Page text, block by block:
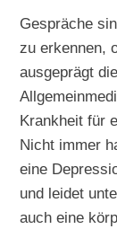
Gespräche
zu erkennen,
ausgeprägt
Krankheit für
Nicht immer
eine
und leidet
auch eine